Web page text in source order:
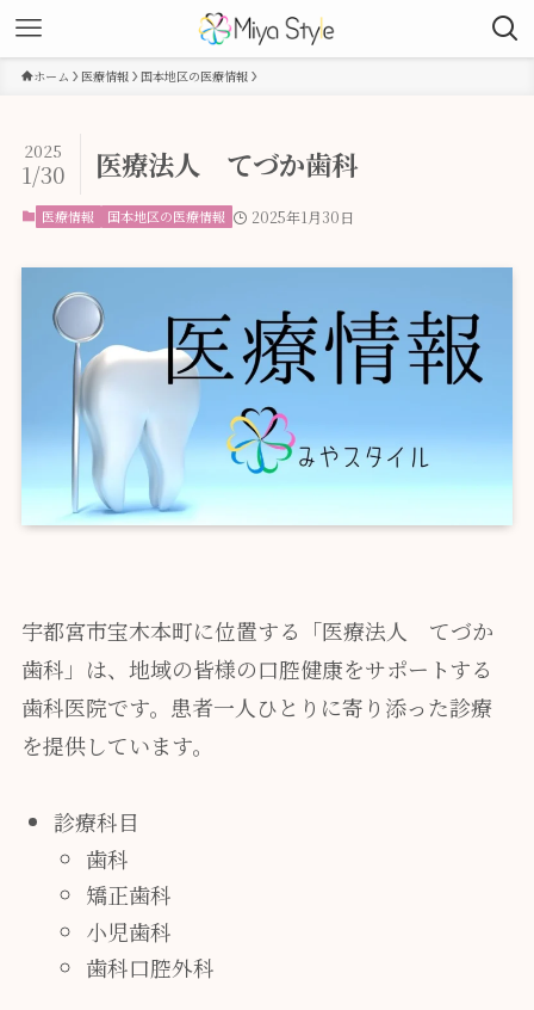
ホーム 医療情報 国本地区の医療情報
医療法人 てづか歯科
2025
1/30
医療情報 国本地区の医療情報 2025年1月30日
宇都宮市宝木本町に位置する「医療法人 てづか
歯科」は、地域の皆様の口腔健康をサポートする
歯科医院です。患者一人ひとりに寄り添った診療
を提供しています。
診療科目
歯科
矯正歯科
小児歯科
歯科口腔外科